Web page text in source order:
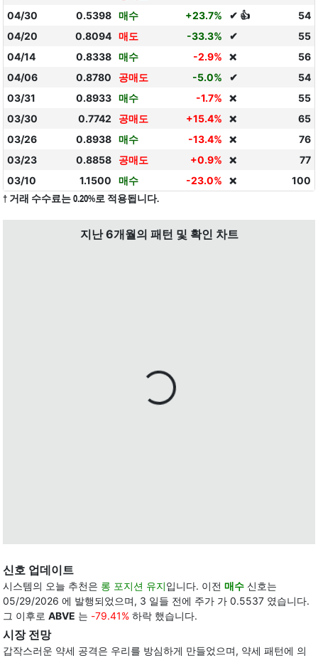
04/30
0.5398 매수 +23.7% ✔ 👍
54
04/20
0.8094 매도 -33.3% ✔
55
04/14
0.8338 매수 -2.9% ❌
56
04/06
0.8780 공매도 -5.0% ✔
54
03/31
0.8933 매수 -1.7% ❌
55
03/30
0.7742 공매도 +15.4% ❌
65
03/26
0.8938 매수 -13.4% ❌
76
03/23
0.8858 공매도 +0.9% ❌
77
03/10
1.1500 매수 -23.0% ❌ 100
† 거래 수수료는 0.20%로 적용됩니다.
지난 6개월의 패턴 및 확인 차트
신호 업데이트
시스템의 오늘 추천은 롱 포지션 유지입니다. 이전 매수 신호는
05/29/2026 에 발행되었으며, 3 일들 전에 주가 가 0.5537 였습니다.
그 이후로 ABVE 는 -79.41% 하락 했습니다.
시장 전망
갑작스러운 약세 공격은 우리를 방심하게 만들었으며, 약세 패턴에 의